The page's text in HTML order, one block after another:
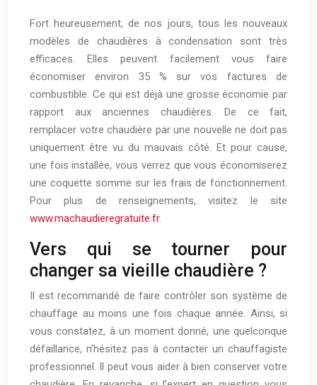
Fort heureusement, de nos jours, tous les nouveaux
modèles de chaudières à condensation sont très
efficaces. Elles peuvent facilement vous faire
économiser environ 35 % sur vos factures de
combustible. Ce qui est déjà une grosse économie par
rapport aux anciennes chaudières. De ce fait,
remplacer votre chaudière par une nouvelle ne doit pas
uniquement être vu du mauvais côté. Et pour cause,
une fois installée, vous verrez que vous économiserez
une coquette somme sur les frais de fonctionnement.
Pour plus de renseignements, visitez le site
www.machaudieregratuite.fr.
Vers qui se tourner pour
changer sa vieille chaudière ?
Il est recommandé de faire contrôler son système de
chauffage au moins une fois chaque année. Ainsi, si
vous constatez, à un moment donné, une quelconque
défaillance, n’hésitez pas à contacter un chauffagiste
professionnel. Il peut vous aider à bien conserver votre